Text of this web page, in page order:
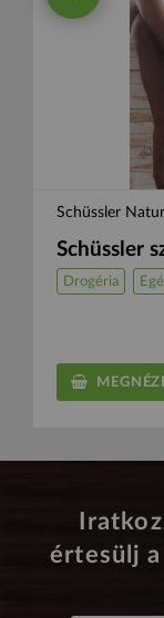
Schüssler
Schüssler
Drogéria
értesülj